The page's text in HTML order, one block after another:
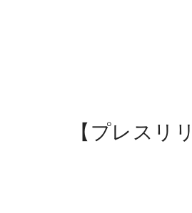
【プレスリ